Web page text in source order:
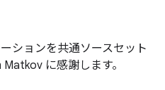
ションを共通ソースセット
に感謝します。